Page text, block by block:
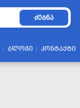
ᲫᲔᲑᲜᲐ
ᲑᲚᲝᲒᲘ ᲙᲝᲜᲢᲐᲥᲢᲘ